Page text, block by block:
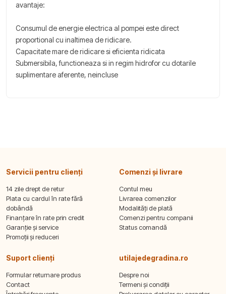
avantaje:
Consumul de energie electrica al pompei este direct
proportional cu inaltimea de ridicare.
Capacitate mare de ridicare si eficienta ridicata
Submersibila, functioneaza si in regim hidrofor cu dotarile
suplimentare aferente, neincluse
Servicii pentru clienți
14 zile drept de retur
Plata cu cardul în rate fără
dobândă
Finanțare în rate prin credit
Garanție și service
Promoții și reduceri
Comenzi și livrare
Contul meu
Livrarea comenzilor
Modalități de plată
Comenzi pentru companii
Status comandă
Suport clienți
Formular returnare produs
Contact
utilajedegradina.ro
Despre noi
Termeni și condiții